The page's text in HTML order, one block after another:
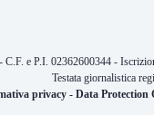
C.F. e P.I. 02362600344 -
Testata giornalistica
privacy -Data Protection